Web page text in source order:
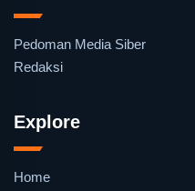
Pedoman Media Siber
Redaksi
Explore
Home